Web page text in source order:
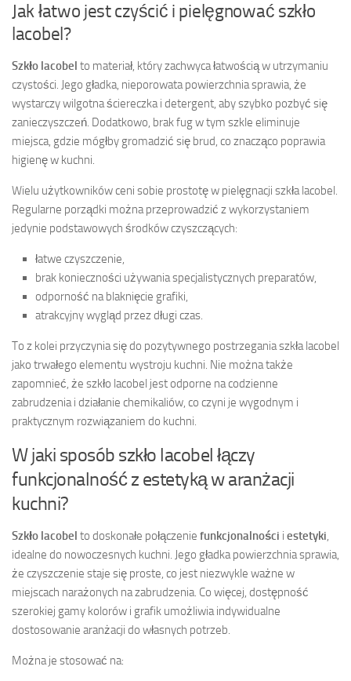
Jak łatwo jest czyścić i pielęgnować szkło
lacobel?
Szkło lacobel to materiał, który zachwyca łatwością w utrzymaniu
czystości. Jego gładka, nieporowata powierzchnia sprawia, że
wystarczy wilgotna ściereczka i detergent, aby szybko pozbyć się
zanieczyszczeń. Dodatkowo, brak fug w tym szkle eliminuje
miejsca, gdzie mógłby gromadzić się brud, co znacząco poprawia
higienę w kuchni.
Wielu użytkowników ceni sobie prostotę w pielęgnacji szkła lacobel.
Regularne porządki można przeprowadzić z wykorzystaniem
jedynie podstawowych środków czyszczących:
łatwe czyszczenie,
brak konieczności używania specjalistycznych preparatów,
odporność na blaknięcie grafiki,
atrakcyjny wygląd przez długi czas.
To z kolei przyczynia się do pozytywnego postrzegania szkła lacobel
jako trwałego elementu wystroju kuchni. Nie można także
zapomnieć, że szkło lacobel jest odporne na codzienne
zabrudzenia i działanie chemikaliów, co czyni je wygodnym i
praktycznym rozwiązaniem do kuchni.
W jaki sposób szkło lacobel łączy
funkcjonalność z estetyką w aranżacji
kuchni?
Szkło lacobel to doskonałe połączenie funkcjonalności i estetyki,
idealne do nowoczesnych kuchni. Jego gładka powierzchnia sprawia,
że czyszczenie staje się proste, co jest niezwykle ważne w
miejscach narażonych na zabrudzenia. Co więcej, dostępność
szerokiej gamy kolorów i grafik umożliwia indywidualne
dostosowanie aranżacji do własnych potrzeb.
Można je stosować na: